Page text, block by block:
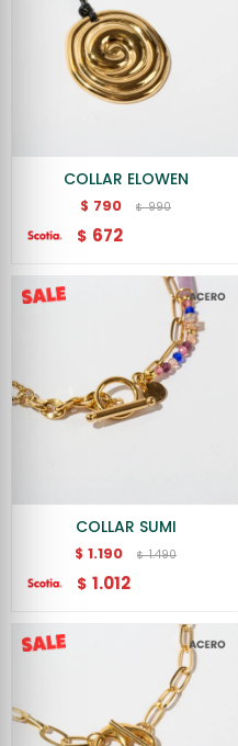
COLLAR ELOWEN
$ 790 $ 990
$ 672
COLLAR SUMI
$ 1.190 $ 1.490
$ 1.012